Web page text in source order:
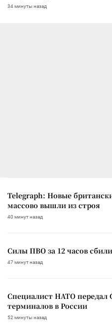
34 минуты назад
Telegraph: Новые
массово вышли из строя
40 минут назад
Силы ПВО за 12 часов
47 минут назад
Специалист НАТО передал
терминалов в России
52 минуты назад